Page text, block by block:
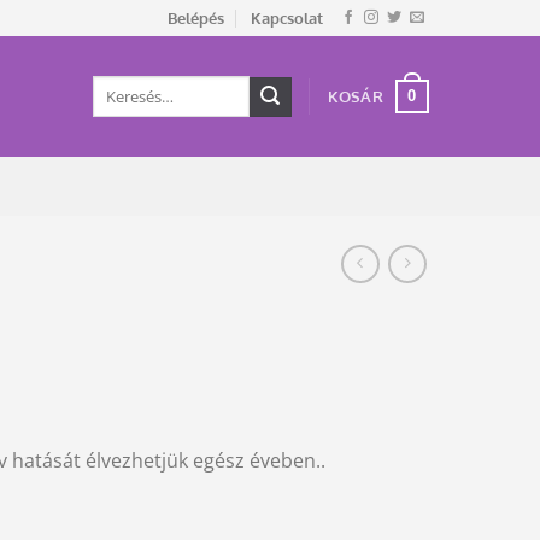
Belépés Kapcsolat
Keresés
KOSÁR 0
élvezhetjük egész éveben..